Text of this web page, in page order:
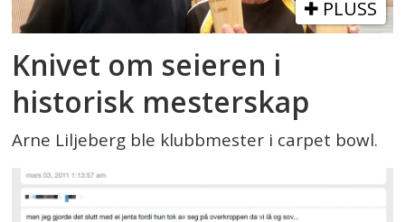
PLUSS
Knivet om seieren i
historisk mesterskap
Arne Liljeberg ble klubbmester i carpet bowl.